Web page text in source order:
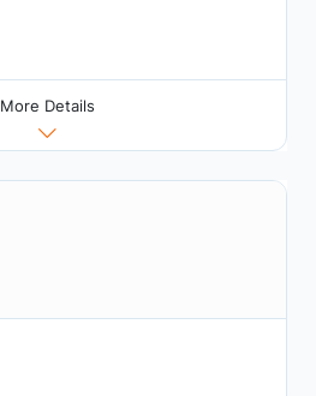
More Details